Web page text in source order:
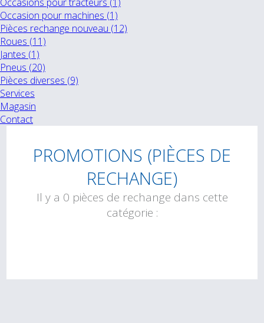
Occasion pour machines (1)
Pièces rechange nouveau (12)
Roues (11)
Jantes (1)
Pneus (20)
Pièces diverses (9)
Services
Magasin
Contact
PROMOTIONS (PIÈCES DE
RECHANGE)
Il y a 0 pièces de rechange dans cette
catégorie :